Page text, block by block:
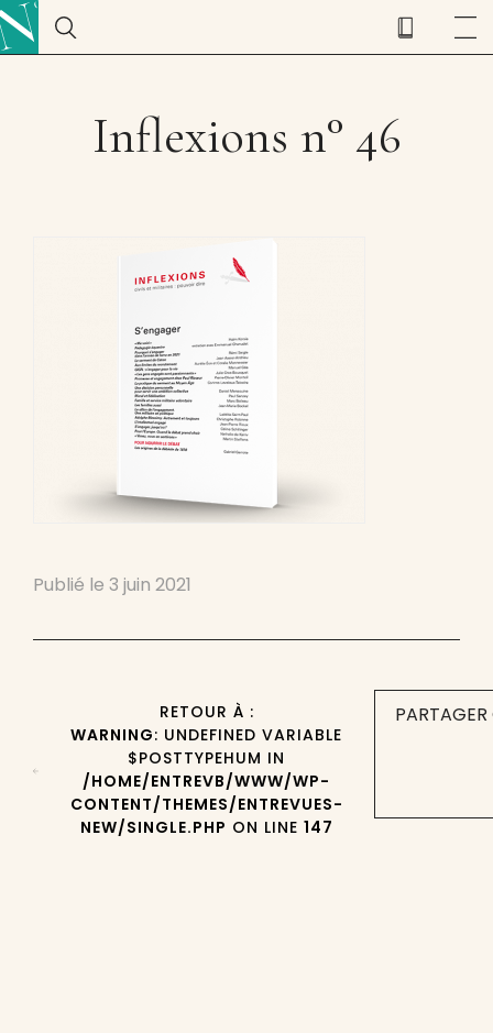
Inflexions n° 46
Publié le 3 juin 2021
RETOUR À :
WARNING: UNDEFINED VARIABLE
$POSTTYPEHUM IN
/HOME/ENTREVB/WWW/WP-
CONTENT/THEMES/ENTREVUES-
NEW/SINGLE.PHP ON LINE 147